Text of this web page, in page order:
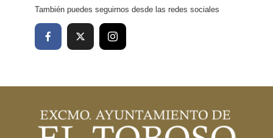
También puedes seguirnos desde las redes sociales